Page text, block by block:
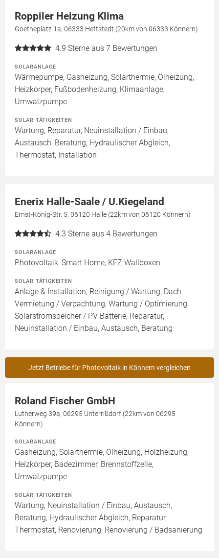
Roppiler Heizung Klima
Goetheplatz 1a, 06333 Hettstedt (20km von 06333 Könnern)
4.9 Sterne aus 7 Bewertungen
SOLARANLAGE
Wärmepumpe, Gasheizung, Solarthermie, Ölheizung,
Heizkörper, Fußbodenheizung, Klimaanlage,
Umwälzpumpe
SOLAR TÄTIGKEITEN
Wartung, Reparatur, Neuinstallation / Einbau,
Austausch, Beratung, Hydraulischer Abgleich,
Thermostat, Installation
Enerix Halle-Saale / U.Kiegeland
Ernst-König-Str. 5, 06120 Halle (22km von 06120 Könnern)
4.3 Sterne aus 4 Bewertungen
SOLARANLAGE
Photovoltaik, Smart Home, KFZ Wallboxen
SOLAR TÄTIGKEITEN
Anlage & Installation, Reinigung / Wartung, Dach
Vermietung / Verpachtung, Wartung / Optimierung,
Solarstromspeicher / PV Batterie, Reparatur,
Neuinstallation / Einbau, Austausch, Beratung
Jetzt Betriebe für Photovoltaik in Könnern vergleichen
Roland Fischer GmbH
Lutherweg 39a, 06295 Unterrißdorf (22km von 06295
Könnern)
SOLARANLAGE
Gasheizung, Solarthermie, Ölheizung, Holzheizung,
Heizkörper, Badezimmer, Brennstoffzelle,
Umwälzpumpe
SOLAR TÄTIGKEITEN
Wartung, Neuinstallation / Einbau, Austausch,
Beratung, Hydraulischer Abgleich, Reparatur,
Thermostat, Renovierung, Renovierung / Badsanierung